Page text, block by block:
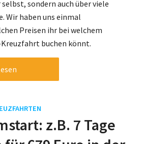
sondern auch über viele
Wir haben uns einmal
Preisen ihr bei welchem
buchen könnt.
z.B. 7 Tage